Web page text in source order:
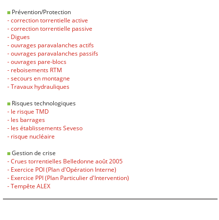
Prévention/Protection
- correction torrentielle active
- correction torrentielle passive
- Digues
- ouvrages paravalanches actifs
- ouvrages paravalanches passifs
- ouvrages pare-blocs
- reboisements RTM
- secours en montagne
- Travaux hydrauliques
Risques technologiques
- le risque TMD
- les barrages
- les établissements Seveso
- risque nucléaire
Gestion de crise
- Crues torrentielles Belledonne août 2005
- Exercice POI (Plan d'Opération Interne)
- Exercice PPI (Plan Particulier d'Intervention)
- Tempête ALEX